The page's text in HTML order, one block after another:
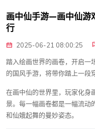
画中仙手游—画中仙游
行
2025-06-21 08:00:25
踏入绘画世界的画卷，开启一
的国风手游，将带你踏上一段
在画中仙的世界里，玩家化身
景。每一幅画卷都是一幅流动
和仙娥起舞的曼妙姿态。